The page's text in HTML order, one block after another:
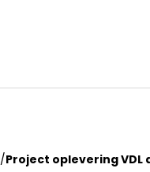
/Project oplevering VDL